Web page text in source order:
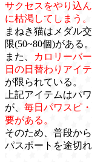
サクセスをやり込
に枯渇してしまう。
まねき猫はメダル
限(50~80個)がある。
また、
カロリーバ
日の日替わりアイ
が限られている。
上記アイテムはパ
が、 毎日パワスピ
要がある。
そのため、普段か
パスポートを途切